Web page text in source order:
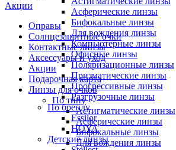
Акции
Оправы
Солнцезащитные очки
Контактные линзы
Аксессуары и уход
Акции
Подарочная карта
Линзы для очков
По типу
Астигматические линзы
Асферические линзы
Бифокальные линзы
Для вождения линзы
Асферические линзы
Бифокальные линзы
Для вождения линзы
Компьютерные линзы
Офисные линзы
Поляризационные линзы
Призматические линзы
Прогрессивные линзы
Разгрузочные линзы
По бренду
Essilor
HOYA
Детские линзы